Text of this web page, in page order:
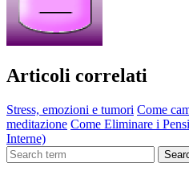
Articoli correlati
Stress, emozioni e tumori Come
meditazione Come Eliminare i
Interne)